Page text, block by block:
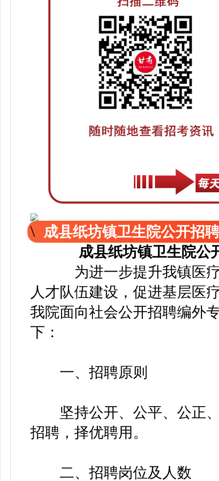
成县纸坊镇卫生院公开招
成县纸坊镇卫生院公
为进一步提升我镇医疗
人才队伍建设，促进基层医
我院面向社会公开招聘编外
下：
一、招聘原则
坚持公开、公平、公正、
招聘，择优聘用。
二、招聘岗位及人数